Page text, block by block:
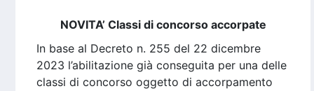
NOVITA’ Classi di concorso accorpate
In base al Decreto n. 255 del 22 dicembre
2023 l’abilitazione già conseguita per una delle
classi di concorso oggetto di accorpamento